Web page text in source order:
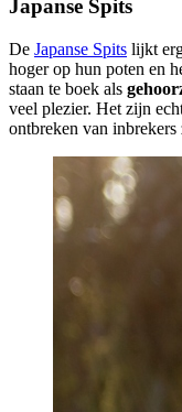
Japanse Spits
De Japanse Spits lijkt
hoger op hun poten en
staan te boek als
veel plezier. Het zijn
ontbreken van